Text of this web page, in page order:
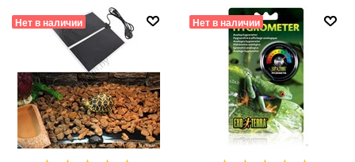
Нет в наличии Нет в наличии